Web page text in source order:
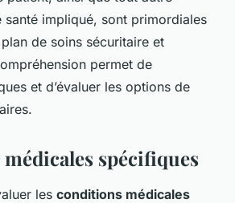
santé impliqué, sont primordiales
de soins sécuritaire et
permet de
et d’évaluer les options de
spécifiques
les conditions médicales